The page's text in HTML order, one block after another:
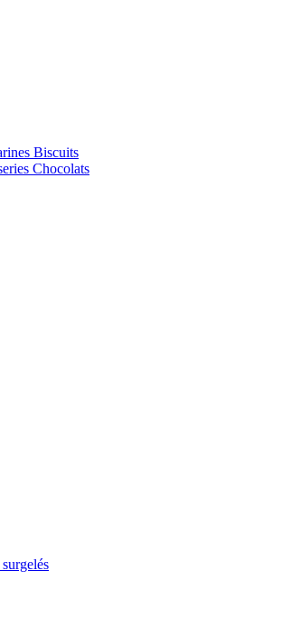
Biscuits
Chocolats